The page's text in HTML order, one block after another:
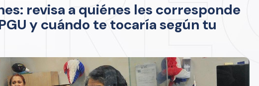
revisa a quiénes les corresponde
y cuándo te tocaría según tu